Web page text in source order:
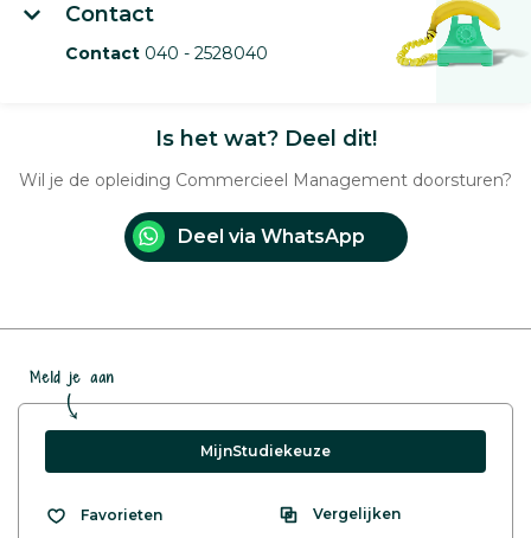
Contact
Contact 040 - 2528040
Is het wat? Deel dit!
Wil je de opleiding Commercieel Management doorsturen?
Deel via WhatsApp
Meld je aan
MijnStudiekeuze
Favorieten Vergelijken